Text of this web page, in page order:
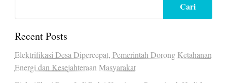
Cari
Recent Posts
Elektrifikasi Desa Dipercepat, Pemerintah Dorong Ketahanan
Energi dan Kesejahteraan Masyarakat